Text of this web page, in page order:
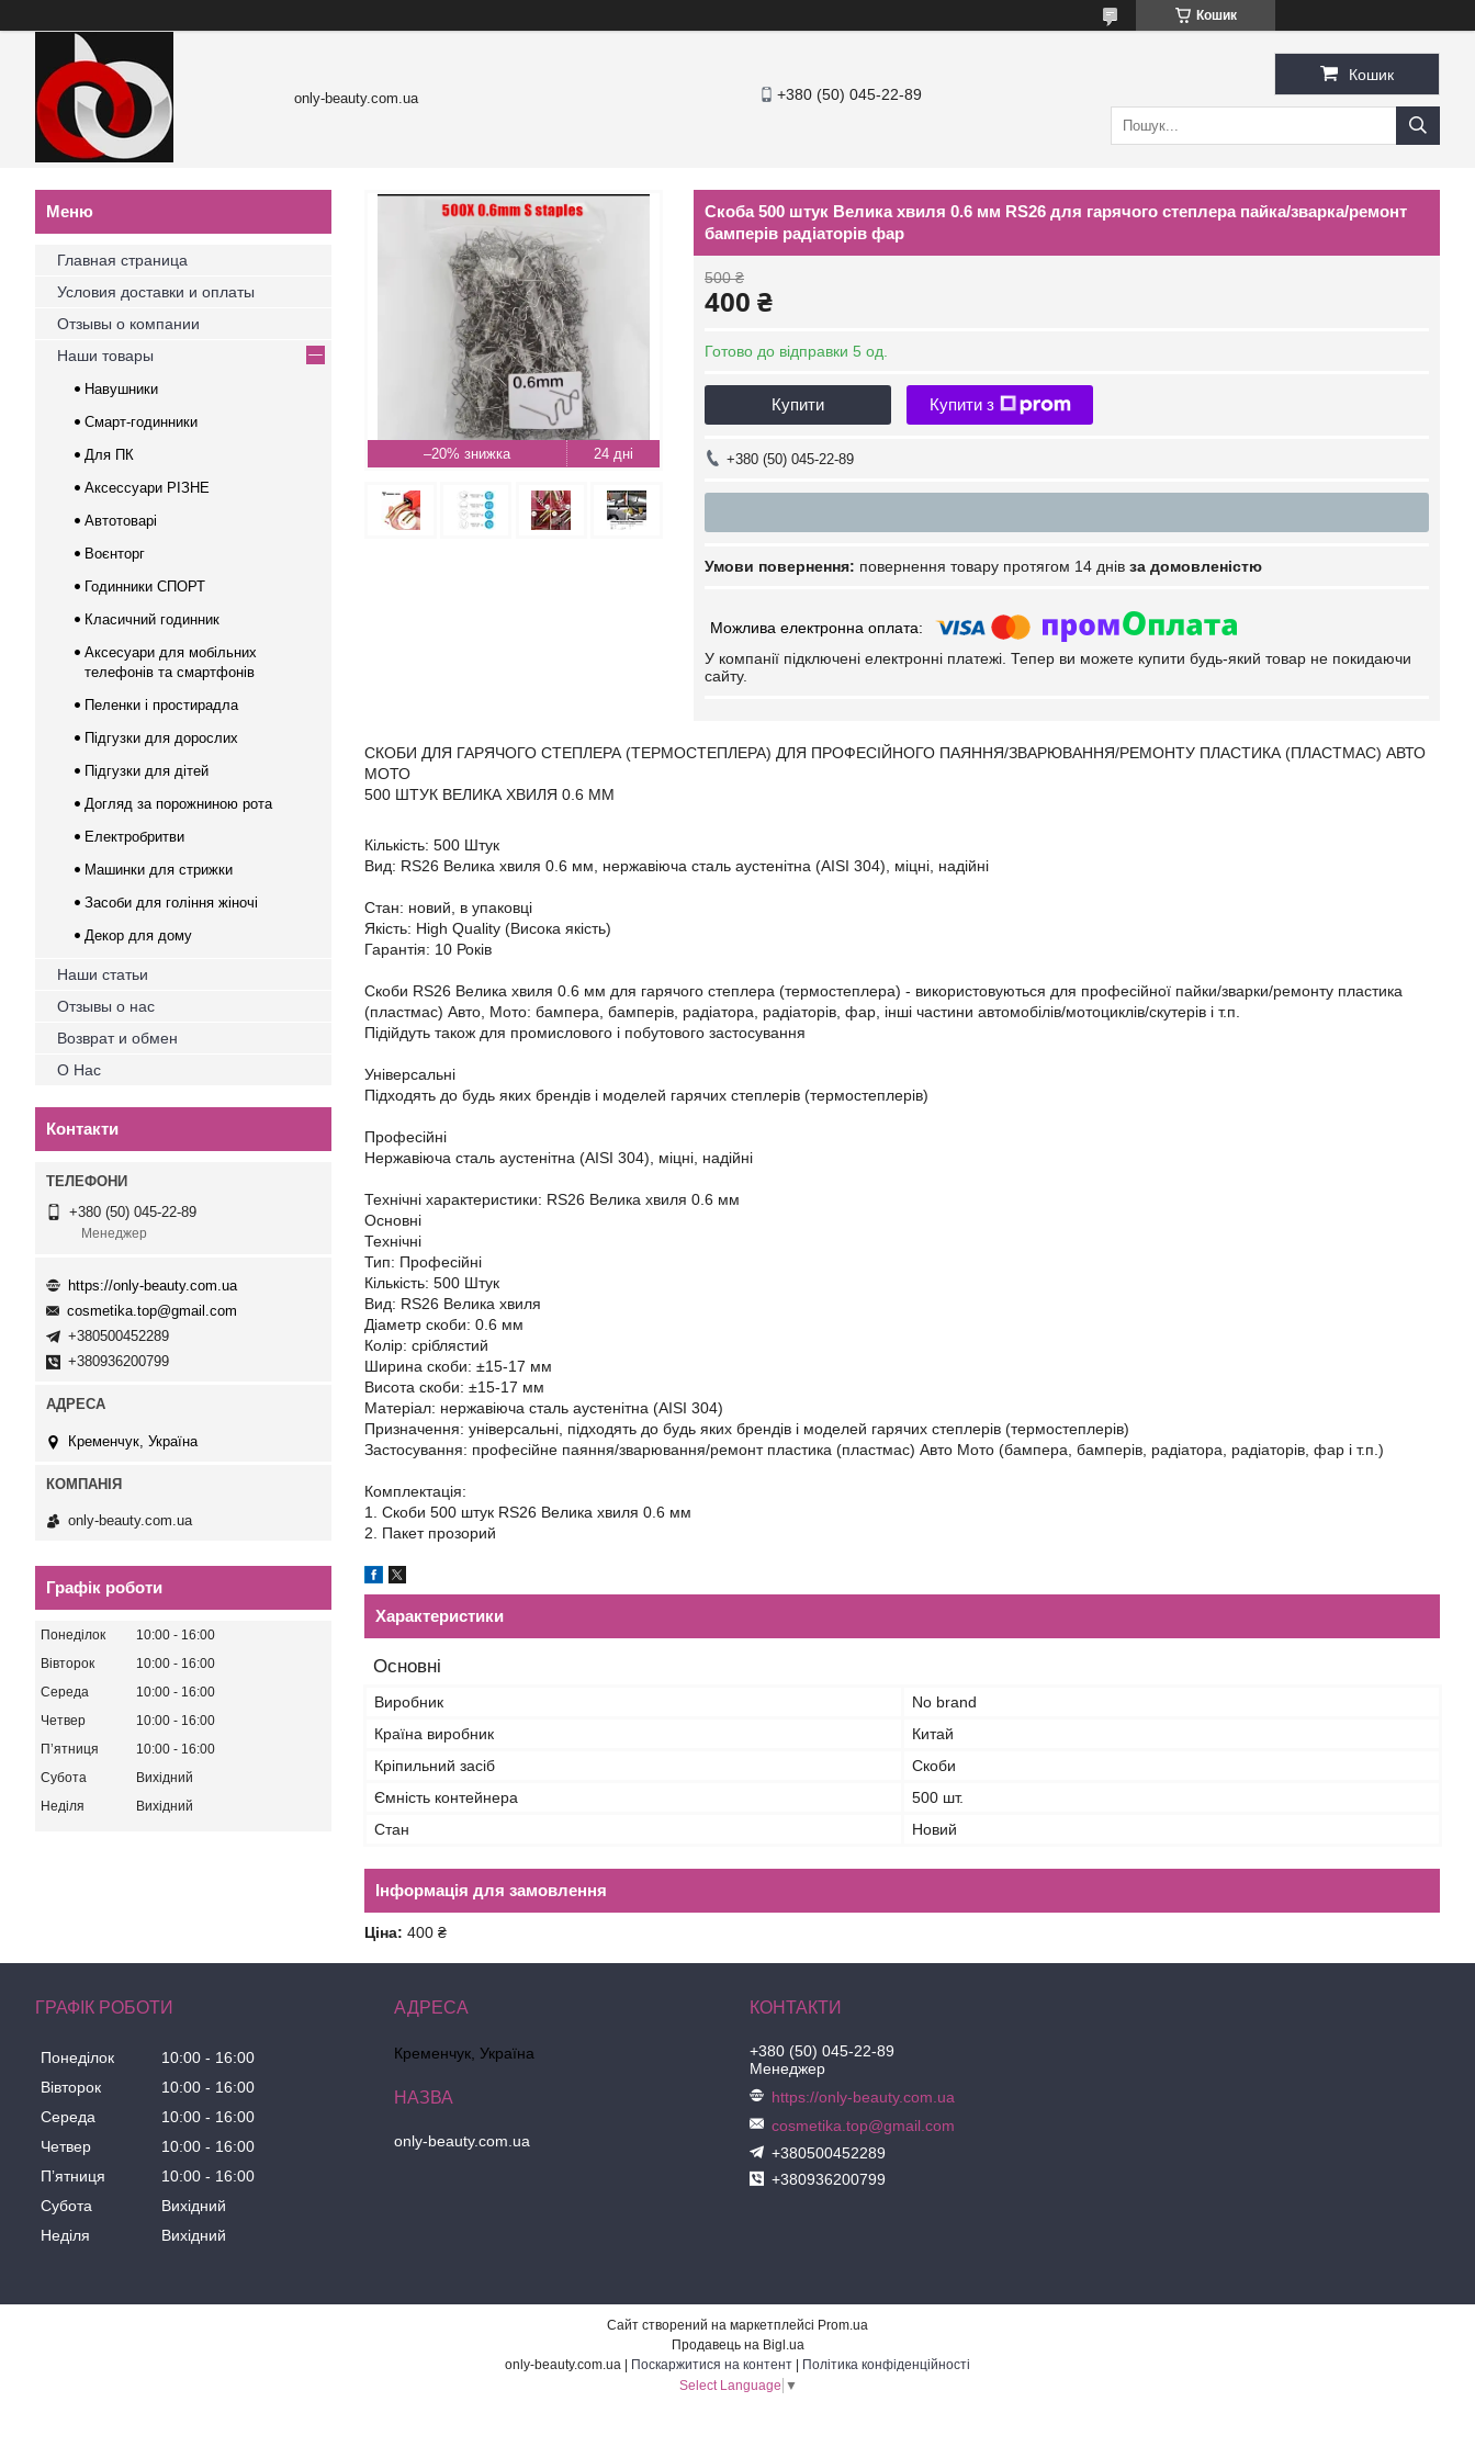
Кошик
only-beauty.com.ua +380 (50) 045-22-89
Кошик
–20% 24 дні
Скоба 500 штук Велика хвиля 0.6 мм RS26 для гарячого степлера пайка/зварка/ремонт
бамперів радіаторів фар
500 ₴
400 ₴
Готово до відправки 5 од.
Купити Купити з
+380 (50) 045-22-89
повернення товару протягом 14 днів за домовленістю
У компанії підключені електронні платежі. Тепер ви можете купити будь-який товар не покидаючи
сайту.
СКОБИ ДЛЯ ГАРЯЧОГО СТЕПЛЕРА (ТЕРМОСТЕПЛЕРА) ДЛЯ ПРОФЕСІЙНОГО ПАЯННЯ/ЗВАРЮВАННЯ/РЕМОНТУ ПЛАСТИКА (ПЛАСТМАС) АВТО
МОТО
500 ШТУК ВЕЛИКА ХВИЛЯ 0.6 ММ
Кількість: 500 Штук
Вид: RS26 Велика хвиля 0.6 мм, нержавіюча сталь аустенітна (AISI 304), міцні, надійні
Стан: новий, в упаковці
Якість: High Quality (Висока якість)
Гарантія: 10 Років
Скоби RS26 Велика хвиля 0.6 мм для гарячого степлера (термостеплера) - використовуються для професійної пайки/зварки/ремонту пластика
(пластмас) Авто, Мото: бампера, бамперів, радіатора, радіаторів, фар, інші частини автомобілів/мотоциклів/скутерів і т.п.
Підійдуть також для промислового і побутового застосування
Універсальні
Підходять до будь яких брендів і моделей гарячих степлерів (термостеплерів)
Професійні
Нержавіюча сталь аустенітна (AISI 304), міцні, надійні
Технічні характеристики: RS26 Велика хвиля 0.6 мм
Основні
Технічні
Тип: Професійні
Кількість: 500 Штук
Вид: RS26 Велика хвиля
Діаметр скоби: 0.6 мм
Колір: сріблястий
Ширина скоби: ±15-17 мм
Висота скоби: ±15-17 мм
Матеріал: нержавіюча сталь аустенітна (AISI 304)
Призначення: універсальні, підходять до будь яких брендів і моделей гарячих степлерів (термостеплерів)
Застосування: професійне паяння/зварювання/ремонт пластика (пластмас) Авто Мото (бампера, бамперів, радіатора, радіаторів, фар і т.п.)
Комплектація:
1. Скоби 500 штук RS26 Велика хвиля 0.6 мм
2. Пакет прозорий
Характеристики
Основні
Виробник
No brand
Країна виробник
Китай
Кріпильний засіб
Скоби
Ємність контейнера
500 шт.
Стан
Новий
Інформація для замовлення
Ціна: 400 ₴
Главная страница
Условия доставки и оплаты
Отзывы о компании
Наши товары
Навушники
Смарт-годинники
Для ПК
Аксессуари РІЗНЕ
Автотоварі
Воєнторг
Годинники СПОРТ
Класичний годинник
Аксесуари для мобільних
телефонів та смартфонів
Пеленки і простирадла
Підгузки для дорослих
Підгузки для дітей
Догляд за порожниною рота
Електробритви
Машинки для стрижки
Засоби для гоління жіночі
Декор для дому
Наши статьи
Отзывы о нас
Возврат и обмен
О Нас
Контакти
+380 (50) 045-22-89
Менеджер
https://only-beauty.com.ua
cosmetika.top@gmail.com
+380500452289
+380936200799
Кременчук, Україна
only-beauty.com.ua
Графік роботи
Понеділок 10:00
16:00
Вівторок
10:00
16:00
Середа
10:00
16:00
Четвер
10:00
16:00
Пʼятниця
10:00
16:00
Субота
Вихідний
Неділя
Вихідний
ГРАФІК РОБОТИ
Понеділок 10:00
16:00
Вівторок
10:00
16:00
Середа
10:00
16:00
Четвер
10:00
16:00
Пʼятниця
10:00
16:00
Субота
Вихідний
Неділя
Вихідний
Кременчук, Україна
only-beauty.com.ua
+380 (50) 045-22-89
Менеджер
https://only-beauty.com.ua
cosmetika.top@gmail.com
+380500452289
+380936200799
Сайт створений на маркетплейсі Prom.ua
Продавець на Bigl.ua
Поскаржитися на контент
Політика конфіденційності
Select Language ▼